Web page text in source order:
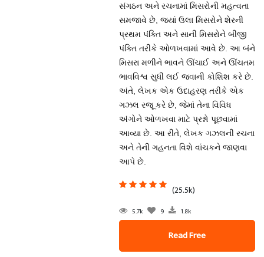
સંગઠન અને રચનામાં મિસરોની મહત્વતા
સમજાવે છે, જ્યાં ઉલા મિસરોને શેરની
પ્રથમ પંક્તિ અને સાની મિસરોને બીજી
પંક્તિ તરીકે ઓળખવામાં આવે છે. આ બંને
મિસરા મળીને ભાવને ઊંચાઈ અને ઊંચતમ
ભાવવિશ્વ સુધી લઈ જવાની કોશિશ કરે છે.
અંતે, લેખક એક ઉદાહરણ તરીકે એક
ગઝલ રજૂ કરે છે, જેમાં તેના વિવિધ
અંગોને ઓળખવા માટે પ્રશ્નો પૂછવામાં
આવ્યા છે. આ રીતે, લેખક ગઝલની રચના
અને તેની ગહનતા વિશે વાંચકને જાણવા
આપે છે.
(25.5k)
5.7k 9 1.8k
Read Free